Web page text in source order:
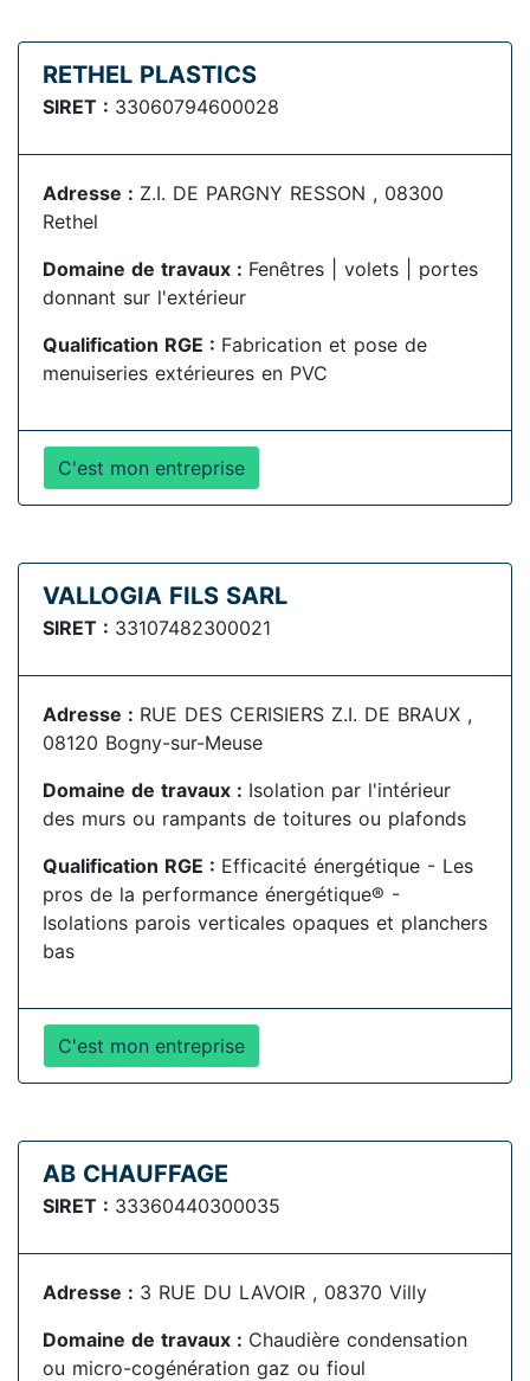
RETHEL PLASTICS
SIRET : 33060794600028
Adresse : Z.I. DE PARGNY RESSON , 08300
Rethel
Domaine de travaux : Fenêtres | volets | portes
donnant sur l'extérieur
Qualification RGE : Fabrication et pose de
menuiseries extérieures en PVC
C'est mon entreprise
VALLOGIA FILS SARL
SIRET : 33107482300021
Adresse : RUE DES CERISIERS Z.I. DE BRAUX ,
08120 Bogny-sur-Meuse
Domaine de travaux : Isolation par l'intérieur
des murs ou rampants de toitures ou plafonds
Qualification RGE : Efficacité énergétique - Les
pros de la performance énergétique® -
Isolations parois verticales opaques et planchers
bas
C'est mon entreprise
AB CHAUFFAGE
SIRET : 33360440300035
Adresse : 3 RUE DU LAVOIR , 08370 Villy
Domaine de travaux : Chaudière condensation
ou micro-cogénération gaz ou fioul